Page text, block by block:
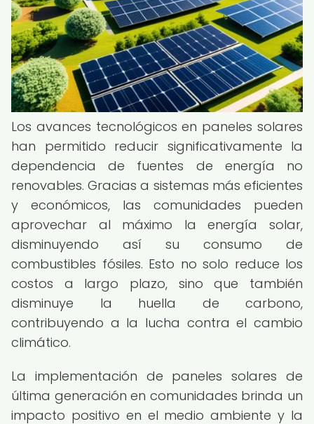
Los avances tecnológicos en paneles solares
han permitido reducir significativamente la
dependencia de fuentes de energía no
renovables. Gracias a sistemas más eficientes
y económicos, las comunidades pueden
aprovechar al máximo la energía solar,
disminuyendo así su consumo de
combustibles fósiles. Esto no solo reduce los
costos a largo plazo, sino que también
disminuye la huella de carbono,
contribuyendo a la lucha contra el cambio
climático.
La implementación de paneles solares de
última generación en comunidades brinda un
impacto positivo en el medio ambiente y la